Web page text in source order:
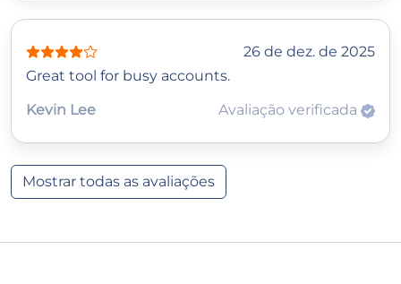
26 de dez. de 2025
Great tool for busy accounts.
Kevin Lee
Avaliação verificada
Mostrar todas as avaliações